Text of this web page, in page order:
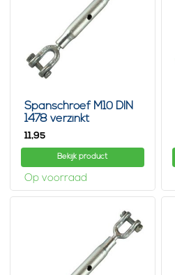
Spanschroef M10 DIN
1478 verzinkt
gaffel/gaffel
11,95
Bekijk product
Op voorraad